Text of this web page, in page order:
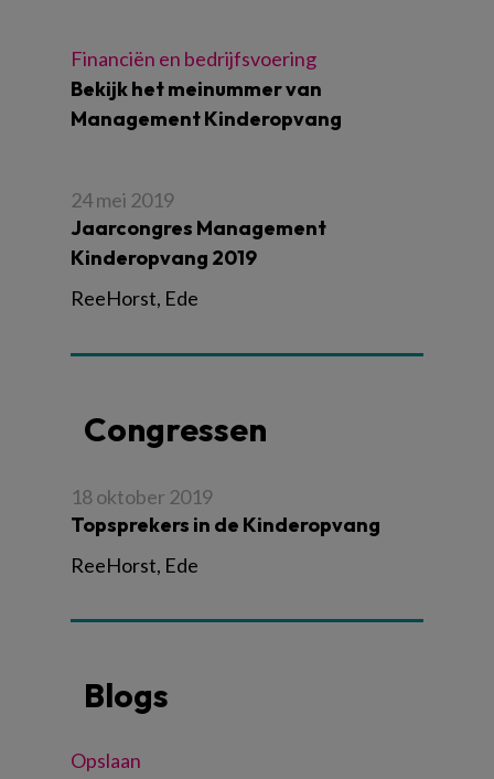
Financiën en bedrijfsvoering
Bekijk het meinummer van
Management Kinderopvang
24 mei 2019
Jaarcongres Management
Kinderopvang 2019
ReeHorst, Ede
Congressen
18 oktober 2019
Topsprekers in de Kinderopvang
ReeHorst, Ede
Blogs
Opslaan